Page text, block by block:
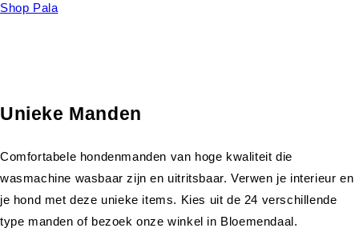
Shop Pala
Unieke Manden
Comfortabele hondenmanden van hoge kwaliteit die
wasmachine wasbaar zijn en uitritsbaar. Verwen je interieur en
je hond met deze unieke items. Kies uit de 24 verschillende
type manden of bezoek onze winkel in Bloemendaal.